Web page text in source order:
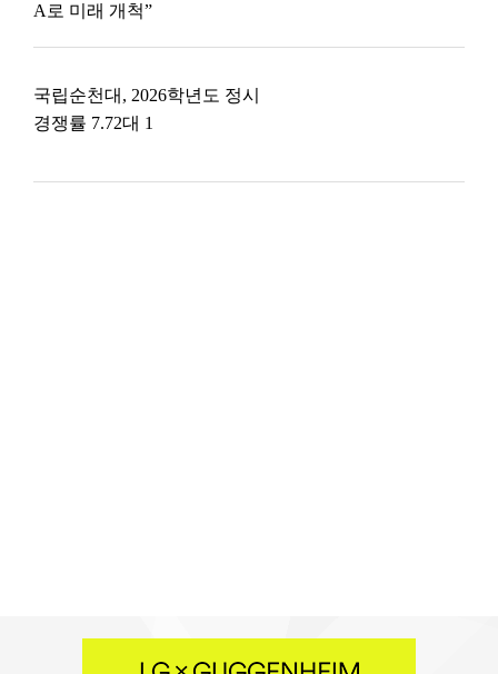
A로 미래 개척”
국립순천대, 2026학년도 정시
경쟁률 7.72대 1